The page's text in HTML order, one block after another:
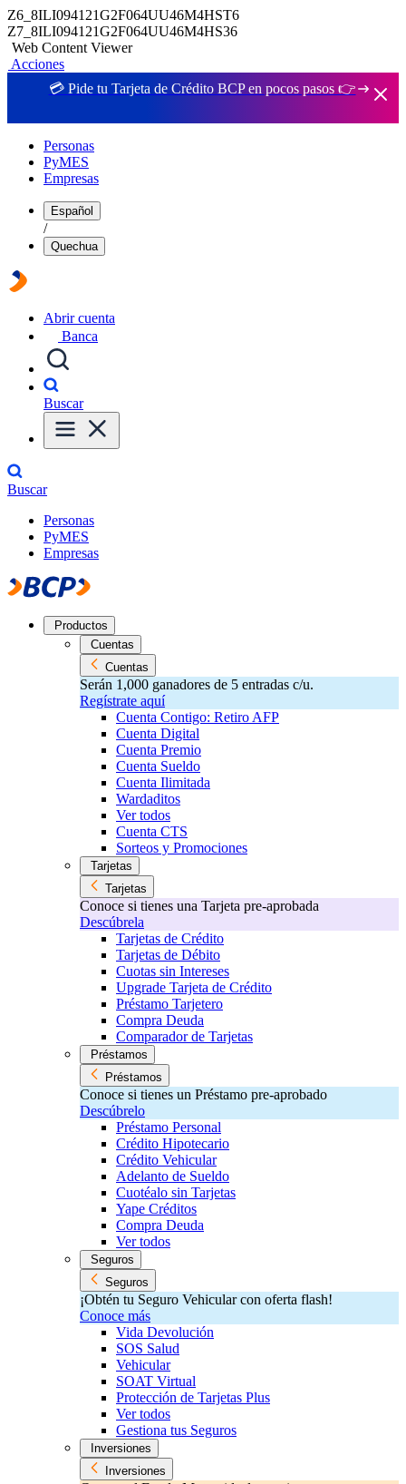
Z6_8ILI094121G2F064UU46M4HST6
Z7_8ILI094121G2F064UU46M4HS36
Web Content Viewer
Acciones
💳 Pide tu Tarjeta de Crédito BCP en pocos pasos 👉
Personas
PyMES
Empresas
Español
/
Quechua
Abrir cuenta
Banca
Buscar
Buscar
Personas
PyMES
Empresas
Productos
Cuentas
Cuentas
Serán 1,000 ganadores de 5 entradas c/u.
Regístrate aquí
Cuenta Contigo: Retiro AFP
Cuenta Digital
Cuenta Premio
Cuenta Sueldo
Cuenta Ilimitada
Wardaditos
Ver todos
Cuenta CTS
Sorteos y Promociones
Tarjetas
Tarjetas
Conoce si tienes una Tarjeta pre-aprobada
Descúbrela
Tarjetas de Crédito
Tarjetas de Débito
Cuotas sin Intereses
Upgrade Tarjeta de Crédito
Préstamo Tarjetero
Compra Deuda
Comparador de Tarjetas
Préstamos
Préstamos
Conoce si tienes un Préstamo pre-aprobado
Descúbrelo
Préstamo Personal
Crédito Hipotecario
Crédito Vehicular
Adelanto de Sueldo
Cuotéalo sin Tarjetas
Yape Créditos
Compra Deuda
Ver todos
Seguros
Seguros
¡Obtén tu Seguro Vehicular con oferta flash!
Conoce más
Vida Devolución
SOS Salud
Vehicular
SOAT Virtual
Protección de Tarjetas Plus
Ver todos
Gestiona tus Seguros
Inversiones
Inversiones